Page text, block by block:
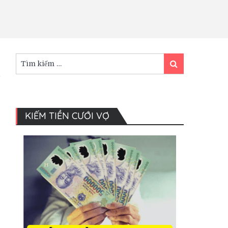
kiếm:
Tìm
kiếm
KIẾM TIỀN CƯỚI VỢ